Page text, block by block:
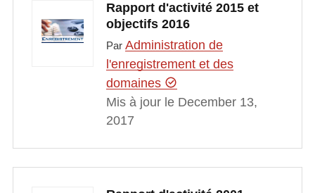
Rapport d'activité 2015 et
objectifs 2016
Par Administration de
l'enregistrement et des
domaines
Mis à jour le December 13,
2017